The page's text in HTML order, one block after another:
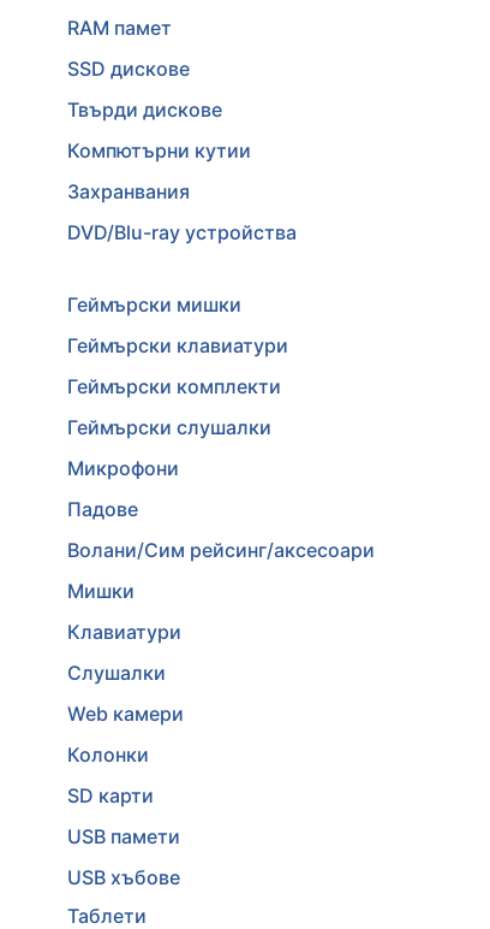
RAM памет
SSD дискове
Твърди дискове
Компютърни кутии
Захранвания
DVD/Blu-ray устройства
Геймърски мишки
Геймърски клавиатури
Геймърски комплекти
Геймърски слушалки
Микрофони
Падове
Волани/Сим рейсинг/аксесоари
Мишки
Клавиатури
Слушалки
Web камери
Колонки
SD карти
USB памети
USB хъбове
Таблети